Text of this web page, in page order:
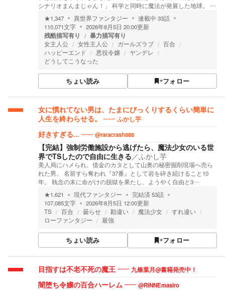
シナリオまんまじゃん！」 科学と同時に魔法が発展した地球。 …
★1,347 異世界ファンタジー 連載中 33話
110,071文字 2026年8月5日 20:00更新
残酷描写有り 暴力描写有り
女主人公 女性主人公 ガールズラブ
百合
ハッピーエンド
悪役令嬢
ヤンデレ
どうしてこうなった
ちょい読み フォロー
女に慣れてない男は、たまにびっくりするくらい簡単に
人生を終わらせる。
ふかし芋
好きすぎる... @raracrash888
【完結】強制労働施設から逃げたら、魔法少女のいる世
界でTSしたので自由に生きる／ふかし芋
美人局にハメられ、借金のカタとして山奥の秘密掘削現場へ売ら
れた男。 名前すら奪われ『37番』として岩を砕き続けること10
年。 執念の末に命がけの脱獄を果たし、ようやく自由と3…
★1,621 現代ファンタジー 完結済53話
107,085文字 2026年8月5日 12:00更新
TS
百合 曇らせ 勘違い 魔法少女
すれ違い
ローファンタジー
最強
ちょい読み フォロー
目指すは不老不死の魔王 九條葉月@書籍発売中！
闇堕ち令嬢の百合ハーレム @RINNEmasiro